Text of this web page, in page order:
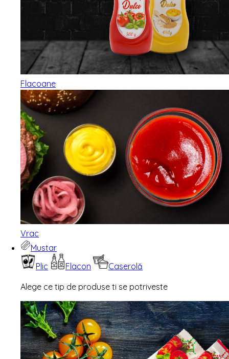
Flacoane
Vrac
Mustar
Plic
Flacon
Caserolă
Alege ce tip de produse ti se potriveste